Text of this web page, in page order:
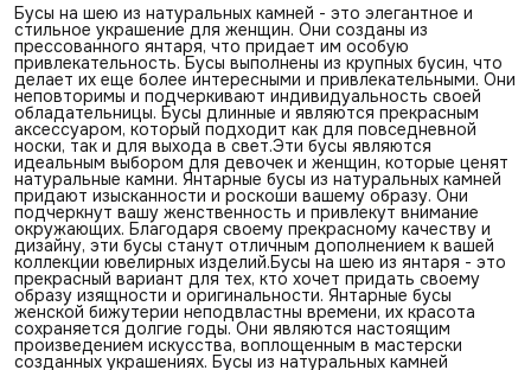
Бусы на шею из натуральных камней - это элегантное и
стильное украшение для женщин. Они созданы из
прессованного янтаря, что придает им особую
привлекательность. Бусы выполнены из крупных бусин, что
делает их еще более интересными и привлекательными. Они
неповторимы и подчеркивают индивидуальность своей
обладательницы. Бусы длинные и являются прекрасным
аксессуаром, который подходит как для повседневной
носки, так и для выхода в свет.Эти бусы являются
идеальным выбором для девочек и женщин, которые ценят
натуральные камни. Янтарные бусы из натуральных камней
придают изысканности и роскоши вашему образу. Они
подчеркнут вашу женственность и привлекут внимание
окружающих. Благодаря своему прекрасному качеству и
дизайну, эти бусы станут отличным дополнением к вашей
коллекции ювелирных изделий.Бусы на шею из янтаря - это
прекрасный вариант для тех, кто хочет придать своему
образу изящности и оригинальности. Янтарные бусы
женской бижутерии неподвластны времени, их красота
сохраняется долгие годы. Они являются настоящим
произведением искусства, воплощенным в мастерски
созданных украшениях. Бусы из натуральных камней